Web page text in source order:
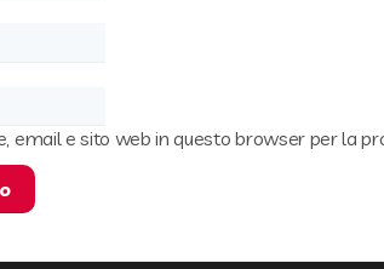
email e sito web in questo browser per la